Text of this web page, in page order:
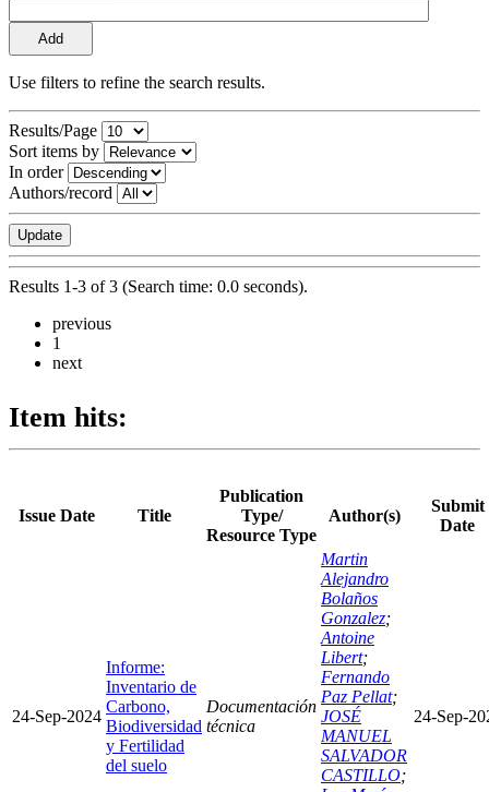
Use filters to refine the search results.
Results/Page
Sort items by
In order
Authors/record
Results 1-3 of 3 (Search time: 0.0 seconds).
previous
1
next
Item hits:
Issue Date Title
Publication
Type/
Resource Type
Author(s)
Submit
Date
24-Sep-2024
Informe:
Inventario de
Carbono,
Biodiversidad
y Fertilidad
del suelo
Documentación
técnica
Martin
Alejandro
Bolaños
Gonzalez;
Antoine
Libert;
Fernando
Paz Pellat;
JOSÉ
MANUEL
SALVADOR
CASTILLO;
24-Sep-